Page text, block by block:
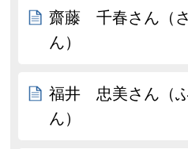
齋藤 千春さん（
ん）
福井 忠美さん（
ん）